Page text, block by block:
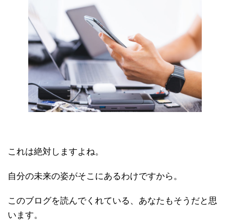
これは絶対しますよね。
自分の未来の姿がそこにあるわけですから。
このブログを読んでくれている、あなたもそうだと思
います。